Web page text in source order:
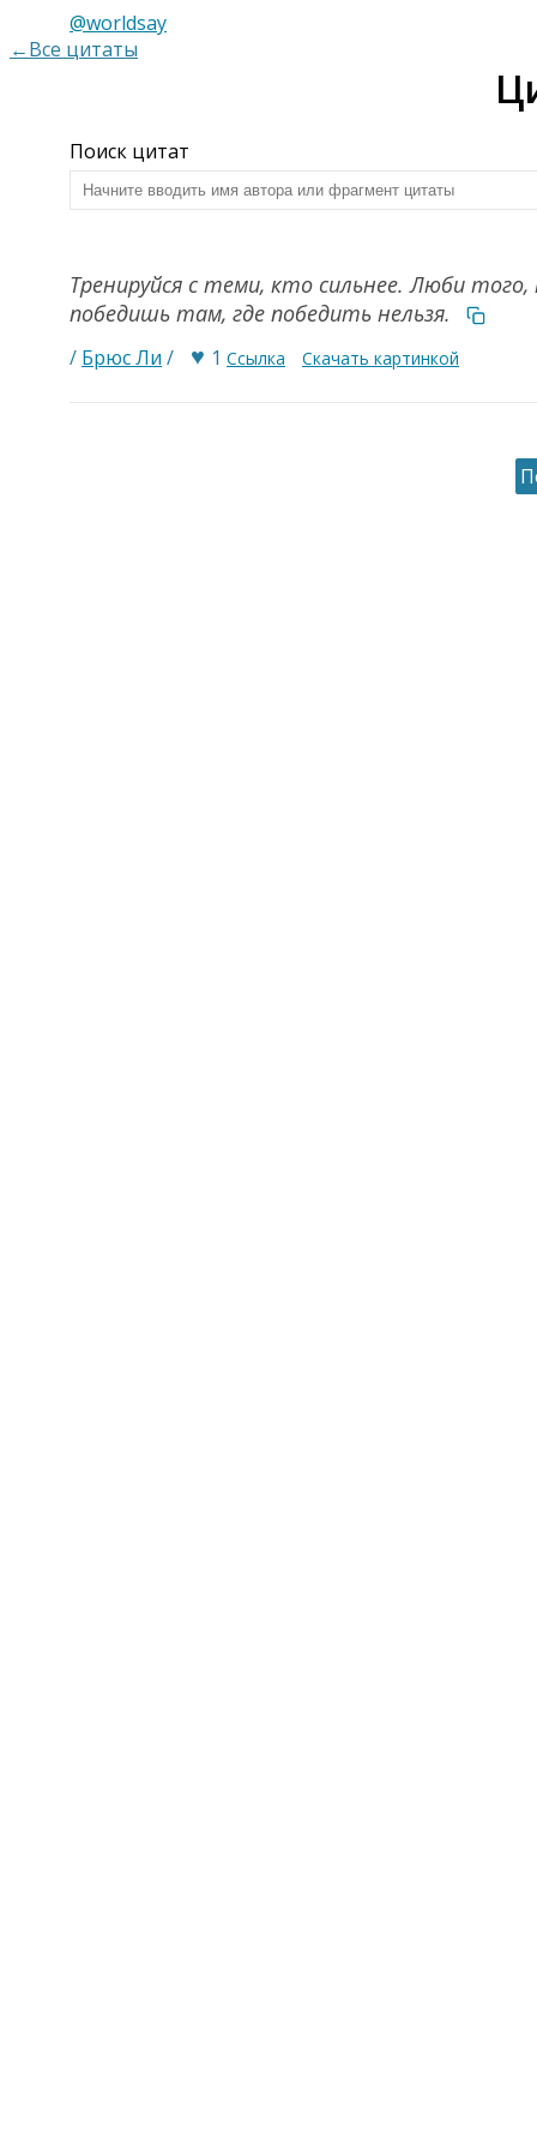
@worldsay
←Все цитаты
Поиск цитат
Тренируйся с теми, кто сильнее. Люби
победишь там, где победить нельзя.
/ Брюс Ли / ♥ 1 Ссылка Скачать картинкой